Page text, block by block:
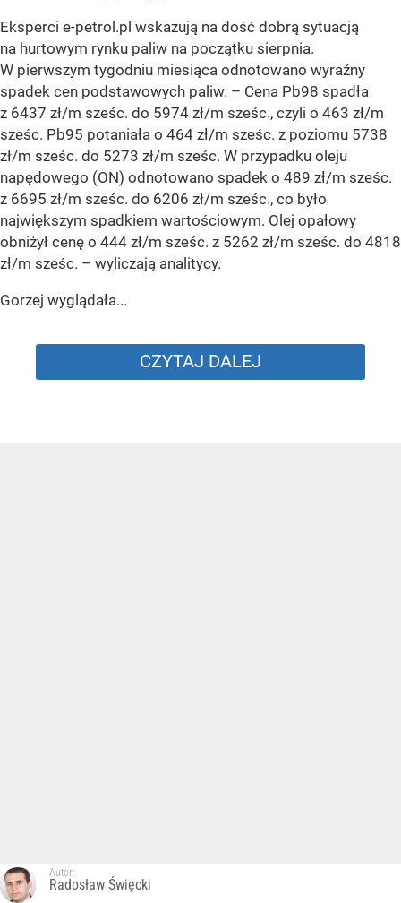
Eksperci e-petrol.pl wskazują na dość dobrą sytuacją
na hurtowym rynku paliw na początku sierpnia.
W pierwszym tygodniu miesiąca odnotowano wyraźny
spadek cen podstawowych paliw. – Cena Pb98 spadła
z 6437 zł/m sześc. do 5974 zł/m sześc., czyli o 463 zł/m
sześc. Pb95 potaniała o 464 zł/m sześc. z poziomu 5738
zł/m sześc. do 5273 zł/m sześc. W przypadku oleju
napędowego (ON) odnotowano spadek o 489 zł/m sześc.
z 6695 zł/m sześc. do 6206 zł/m sześc., co było
największym spadkiem wartościowym. Olej opałowy
obniżył cenę o 444 zł/m sześc. z 5262 zł/m sześc. do 4818
zł/m sześc. – wyliczają analitycy.
Gorzej wyglądała...
CZYTAJ DALEJ
Autor:
Radosław Święcki